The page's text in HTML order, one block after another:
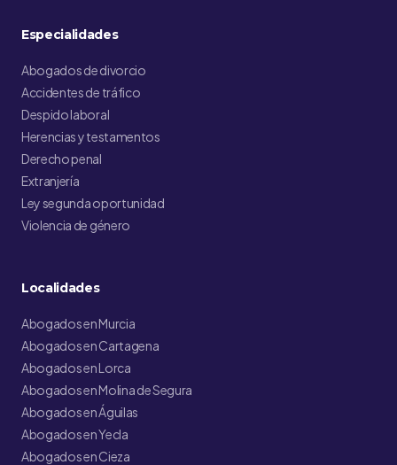
Especialidades
Abogados de divorcio
Accidentes de tráfico
Despido laboral
Herencias y testamentos
Derecho penal
Extranjería
Ley segunda oportunidad
Violencia de género
Localidades
Abogados en Murcia
Abogados en Cartagena
Abogados en Lorca
Abogados en Molina de Segura
Abogados en Águilas
Abogados en Yecla
Abogados en Cieza